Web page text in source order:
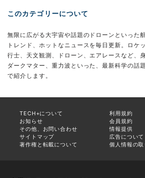
このカテゴリーについて
無限に広がる大宇宙や話題のドローンといった
トレンド、ホットなニュースを毎日更新。ロケ
行士、天文観測、ドローン、エアレースなど、
ダークマター、重力波といった、最新科学の話
で紹介します。
TECH+について
利用規約
お知らせ
会員規約
その他、お問い合わせ
情報提供
サイトマップ
広告について
著作権と転載について
個人情報の